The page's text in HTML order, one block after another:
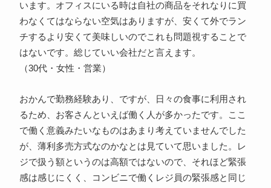
います。オフィスにいる時は自社の商品をそれなりに買
わなくてはならない空気はありますが、安くて外でラン
チするより安くて美味しいのでこれも問題視することで
はないです。総じていい会社だと言えます。
（30代・女性・営業）
おかんで勤務経験あり、ですが、日々の食事に利用され
るため、お客さんといえば働く人が多かったです。ここ
で働く意義みたいなものはあまり考えていませんでした
が、薄利多売方式なのかなとは見ていて思いました。レ
ジで扱う額というのは高額ではないので、それほど緊張
感は感じにくく、コンビニで働くレジ員の緊張感と同じ